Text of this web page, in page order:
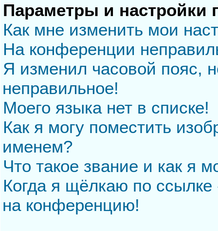
Параметры и настройки
Как мне изменить мои
На конференции
Я изменил часовой пояс,
неправильное!
Моего языка нет в списке!
Как я могу поместить
именем?
Что такое звание и как я
Когда я щёлкаю по
на конференцию!